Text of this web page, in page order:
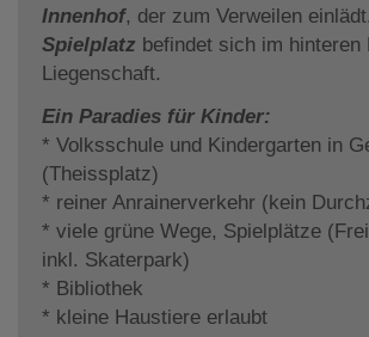
Innenhof, der zum Verweilen
Spielplatz befindet sich im hinteren
Liegenschaft.
Ein Paradies für Kinder:
* Volksschule und Kindergarten in
(Theissplatz)
* reiner Anrainerverkehr (kein
* viele grüne Wege, Spielplätze
inkl. Skaterpark)
* Bibliothek
* kleine Haustiere erlaubt